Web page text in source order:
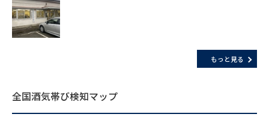
もっと見る
全国酒気帯び検知マップ